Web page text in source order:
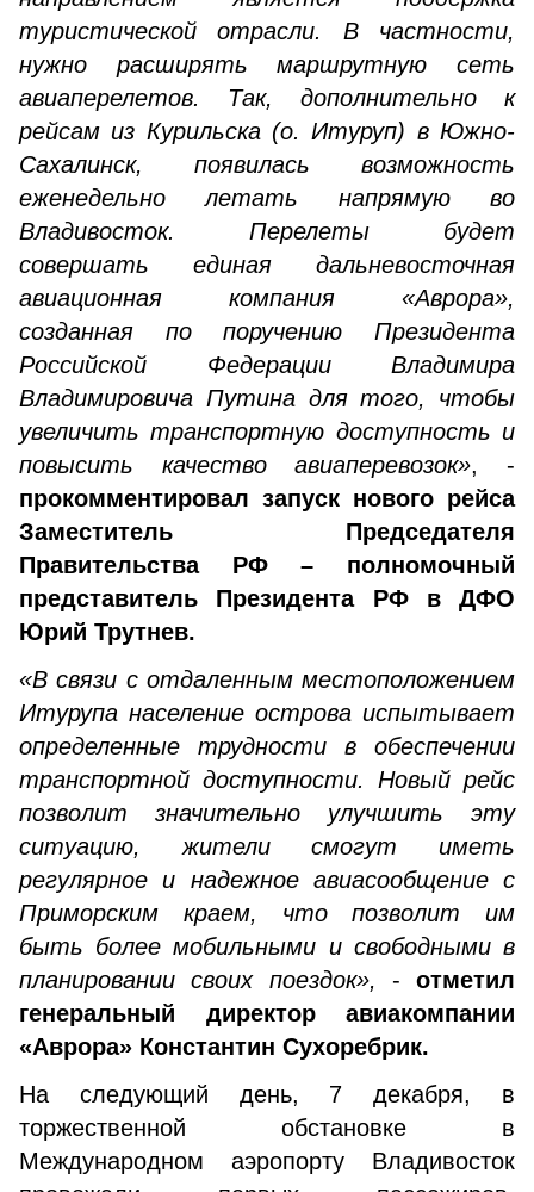
туристической отрасли. В частности,
нужно расширять маршрутную сеть
авиаперелетов. Так, дополнительно к
рейсам из Курильска (о. Итуруп) в Южно-
Сахалинск, появилась возможность
еженедельно летать напрямую во
Владивосток. Перелеты будет
совершать единая дальневосточная
авиационная компания «Аврора»,
созданная по поручению Президента
Российской Федерации Владимира
Владимировича Путина для того, чтобы
увеличить транспортную доступность и
повысить качество авиаперевозок», -
прокомментировал запуск нового рейса
Заместитель Председателя
Правительства РФ – полномочный
представитель Президента РФ в ДФО
Юрий Трутнев.
«В связи с отдаленным местоположением
Итурупа население острова испытывает
определенные трудности в обеспечении
транспортной доступности. Новый рейс
позволит значительно улучшить эту
ситуацию, жители смогут иметь
регулярное и надежное авиасообщение с
Приморским краем, что позволит им
быть более мобильными и свободными в
планировании своих поездок», - отметил
генеральный директор авиакомпании
«Аврора» Константин Сухоребрик.
На следующий день, 7 декабря, в
торжественной обстановке в
Международном аэропорту Владивосток